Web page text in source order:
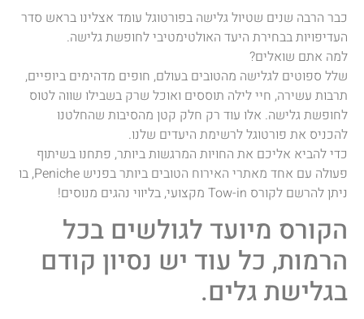
כבר הרבה שנים שטיול גלישה בפורטוגל עומד אצלינו בראש סדר
העדיפויות בבחירת היעד האולטימטיבי לחופשת גלישה.
למה אתם שואלים?
שלל ספוטים לגלישה מהטובים בעולם, חופים מדהימים ביופיים,
תרבות עשירה, חיי לילה תוססים ואוכל שרק בשבילו שווה לטוס
לחופשת גלישה. אלו עוד רק חלק קטן מהסיבות שהחלטנו
להכניס את פורטוגל לרשימת היעדים שלנו.
כדי להביא אליכם את החויות המרגשות ביותר, פתחנו בשיתוף
פעולה עם אחד מאתרי האירוח הטובים ביותר בפניש Peniche, בו
ניתן להרשם לקורס Tow-in מקצועי, בליווי נהגים מנוסים!
הקורס מיועד לגולשים בכל
הרמות, כל עוד יש נסיון קודם
בגלישת גלים.